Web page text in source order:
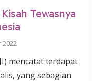
Tewasnya
2022
mencatat terdapat
yang sebagian